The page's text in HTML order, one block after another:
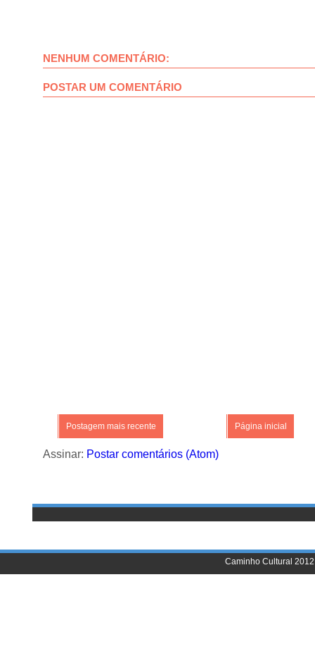
NENHUM COMENTÁRIO:
POSTAR UM COMENTÁRIO
Postagem mais recente Página inicial
Assinar: Postar comentários (Atom)
Caminho Cultural